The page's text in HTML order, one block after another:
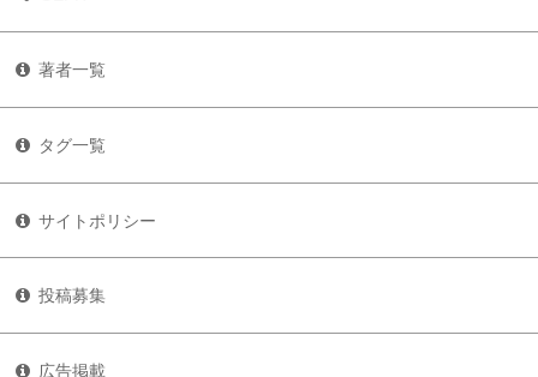
著者一覧
タグ一覧
サイトポリシー
投稿募集
広告掲載